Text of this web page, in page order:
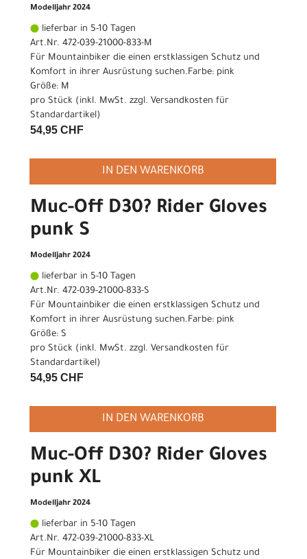
Modelljahr 2024
lieferbar in 5-10 Tagen
Art.Nr. 472-039-21000-833-M
Für Mountainbiker die einen erstklassigen Schutz und
Komfort in ihrer Ausrüstung suchen.Farbe: pink
Größe: M
pro Stück (inkl. MwSt. zzgl. Versandkosten für
Standardartikel)
54,95 CHF
IN DEN WARENKORB
Muc-Off D30? Rider Gloves
punk S
Modelljahr 2024
lieferbar in 5-10 Tagen
Art.Nr. 472-039-21000-833-S
Für Mountainbiker die einen erstklassigen Schutz und
Komfort in ihrer Ausrüstung suchen.Farbe: pink
Größe: S
pro Stück (inkl. MwSt. zzgl. Versandkosten für
Standardartikel)
54,95 CHF
IN DEN WARENKORB
Muc-Off D30? Rider Gloves
punk XL
Modelljahr 2024
lieferbar in 5-10 Tagen
Art.Nr. 472-039-21000-833-XL
Für Mountainbiker die einen erstklassigen Schutz und